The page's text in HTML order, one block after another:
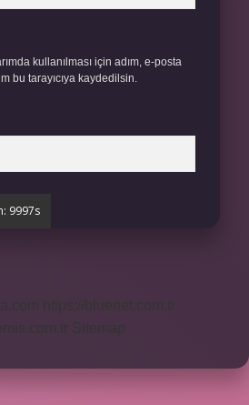
kullanılması için adım, e-posta
bu tarayıcıya kaydedilsin.